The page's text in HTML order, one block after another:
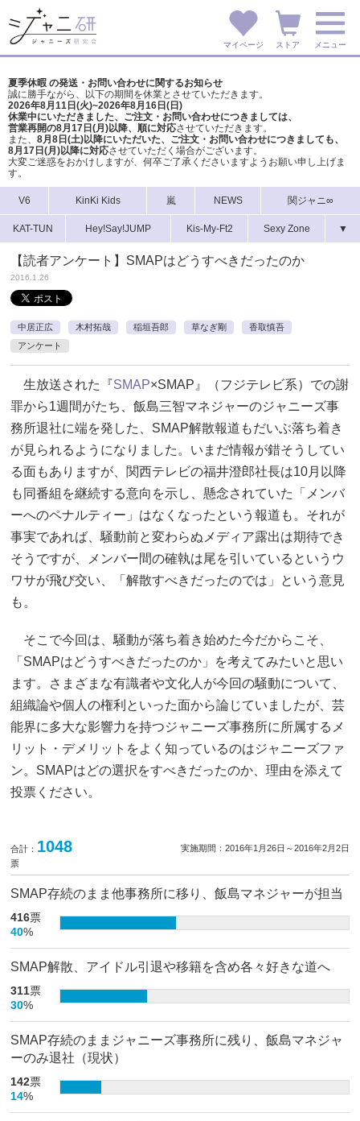
マイページ ストア メニュー
夏季休暇 の発送・お問い合わせに関するお知らせ
誠に勝手ながら、以下の期間を休業とさせていただきます。
2026年8月11日(火)~2026年8月16日(日)
休業中にいただきました、ご注文・お問い合わせにつきましては、
営業再開の8月17日(月)以降、順に対応させていただきます。
また、 8月8日(土)以降にいただいた、ご注文・ お問い合わせにつきましても、
8月17日(月)以降に対応させていただく場合がございます。
大変ご迷惑をおかけしますが、 何卒ご了承くださいますようお願い申し上げま
す。
V6 KinKi Kids 嵐 NEWS 関ジャニ∞
KAT-TUN Hey!Say!JUMP Kis-My-Ft2 Sexy Zone ▼
【読者アンケート】SMAPはどうすべきだったのか
2016.1.26
中居正広 木村拓哉 稲垣吾郎 草なぎ剛
香取慎吾
アンケート
生放送された『SMAP×SMAP』（フジテレビ系）での謝
罪から1週間がたち、飯島三智マネジャーのジャニーズ事
務所退社に端を発した、SMAP解散報道もだいぶ落ち着き
が見られるようになりました。いまだ情報が錯そうしてい
る面もありますが、関西テレビの福井澄郎社長は10月以降
も同番組を継続する意向を示し、懸念されていた「メンバ
ーへのペナルティー」はなくなったという報道も。それが
事実であれば、騒動前と変わらぬメディア露出は期待でき
そうですが、メンバー間の確執は尾を引いているというウ
ワサが飛び交い、「解散すべきだったのでは」という意見
も。
そこで今回は、騒動が落ち着き始めた今だからこそ、
「SMAPはどうすべきだったのか」を考えてみたいと思い
ます。さまざまな有識者や文化人が今回の騒動について、
組織論や個人の権利といった面から論じていましたが、芸
能界に多大な影響力を持つジャニーズ事務所に所属するメ
リット・デメリットをよく知っているのはジャニーズファ
ン。SMAPはどの選択をすべきだったのか、理由を添えて
投票ください。
合計： 1048
票
実施期間：2016年1月26日～2016年2月2日
SMAP存続のまま他事務所に移り、飯島マネジャーが担当
416票
40%
SMAP解散、アイドル引退や移籍を含め各々好きな道へ
311票
30%
SMAP存続のままジャニーズ事務所に残り、飯島マネジャ
ーのみ退社（現状）
142票
14%